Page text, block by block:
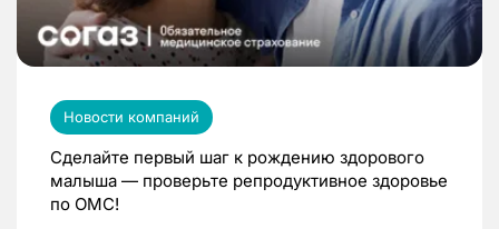
Новости компаний
Сделайте первый шаг к рождению здорового
малыша — проверьте репродуктивное здоровье
по ОМС!